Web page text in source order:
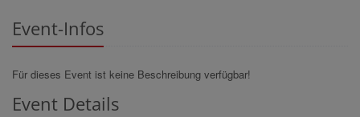
Event-Infos
Für dieses Event ist keine Beschreibung verfügbar!
Event Details